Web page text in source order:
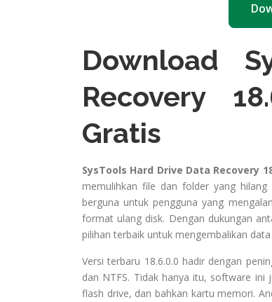
Download
Recovery
Gratis
SysTools Hard Drive Data Recovery
memulihkan file dan folder yang
berguna untuk pengguna yang
format ulang disk. Dengan dukungan
pilihan terbaik untuk mengembalikan
Versi terbaru 18.6.0.0 hadir dengan
dan NTFS. Tidak hanya itu, software ini
flash drive, dan bahkan kartu memori.